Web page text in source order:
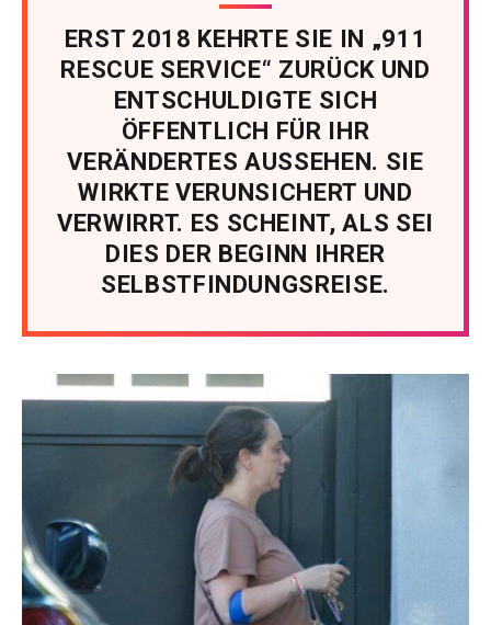
ERST 2018 KEHRTE SIE IN „911
RESCUE SERVICE“ ZURÜCK UND
ENTSCHULDIGTE SICH
ÖFFENTLICH FÜR IHR
VERÄNDERTES AUSSEHEN. SIE
WIRKTE VERUNSICHERT UND
VERWIRRT. ES SCHEINT, ALS SEI
DIES DER BEGINN IHRER
SELBSTFINDUNGSREISE.